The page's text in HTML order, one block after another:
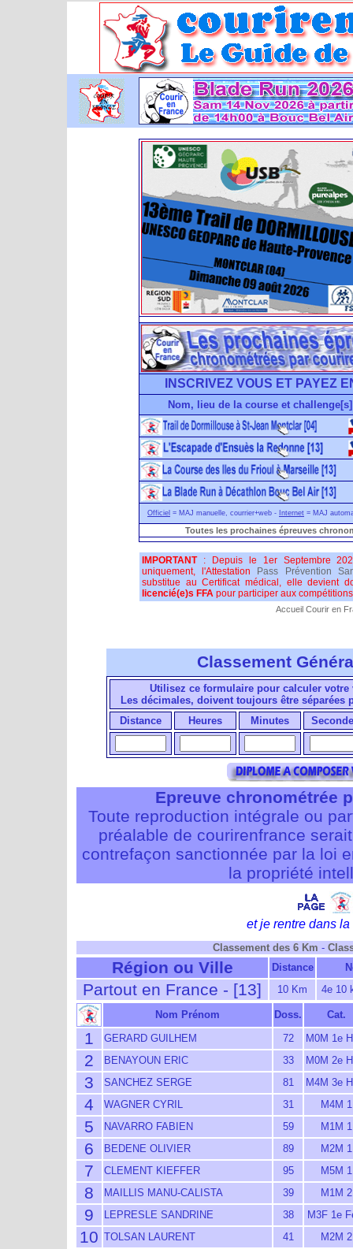
INSCRIVEZ VOUS ET PAYEZ
Nom, lieu de la course et challenge[s]
Officiel = MAJ manuelle, courrier+web - Internet = MAJ
Toutes les prochaines épreuves
IMPORTANT: Depuis le 1er Septembre
uniquement, l'Attestation
Pass Prévention
substitue au Certificat médical, elle devient
licencié(e)s FFA pour participer aux
Accueil Courir en
Classement
Utilisez ce formulaire pour calculer votre
Les décimales, doivent toujours être séparées
Distance
Heures Minutes
Epreuve chronométrée
Toute reproduction intégrale ou
préalable de courirenfrance
contrefaçon sanctionnée par la loi
la propriété
et je rentre dans la
Classement des 6 Km -
Région ou Ville Distance
Partout en France - [13] 10 Km 4e 10
Nom Prénom Doss. Cat.
1 GERARD GUILHEM 72 M0M 1e
2 BENAYOUN ERIC 33 M0M 2e
3 SANCHEZ SERGE 81 M4M 3e
4 WAGNER CYRIL 31 M4M 1
5 NAVARRO FABIEN 59 M1M 1
6 BEDENE OLIVIER 89 M2M 1
7 CLEMENT KIEFFER 95 M5M 1
8 MAILLIS MANU-CALISTA 39 M1M 2
9 LEPRESLE SANDRINE 38 M3F 1e
10 TOLSAN LAURENT 41 M2M 2